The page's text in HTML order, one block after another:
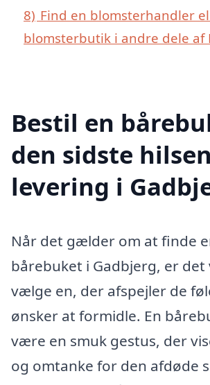
8) Find en blomsterhandler
blomsterbutik i andre dele af
Bestil en
den sidste
levering i
Når det gælder om at finde
bårebuket i Gadbjerg, er
vælge en, der afspejler de
ønsker at formidle. En
være en smuk gestus, der
og omtanke for den afdøde